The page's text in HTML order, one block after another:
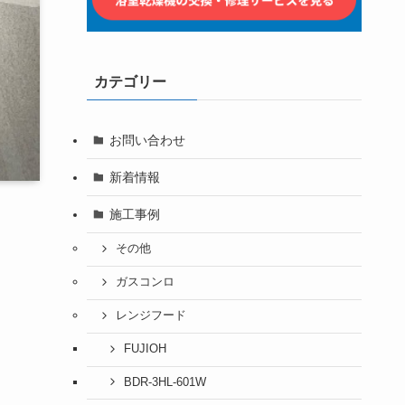
カテゴリー
お問い合わせ
新着情報
施工事例
その他
ガスコンロ
レンジフード
FUJIOH
BDR-3HL-601W